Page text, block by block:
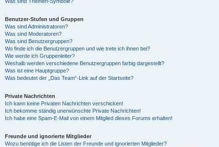
Benutzer-Stufen und Gruppen
Was sind Administratoren?
Was sind Moderatoren?
Was sind Benutzergruppen?
Wo finde ich die Benutzergruppen und wie trete ich ihnen bei?
Wie werde ich Gruppenleiter?
Weshalb werden verschiedene Benutzergruppen farbig dargestellt?
Was ist eine Hauptgruppe?
Was bedeutet der „Das Team“-Link auf der Startseite?
Private Nachrichten
Ich kann keine Privaten Nachrichten verschicken!
Ich bekomme ständig unerwünschte Private Nachrichten!
Ich habe eine Spam-E-Mail von einem Mitglied dieses Forums erhalten!
Freunde und ignorierte Mitglieder
Wozu benötige ich die Listen der Freunde und ignorierten Mitglieder?